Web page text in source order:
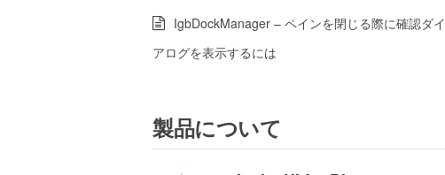
IgbDockManager – ペインを閉じる際に確認ダイ
アログを表示するには
製品について